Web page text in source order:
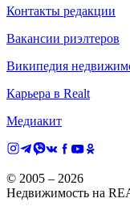
Контакты редакции
Вакансии риэлтеров
Википедия
Карьера в Realt
Медиакит
© 2005 – 2026
Недвижимость на